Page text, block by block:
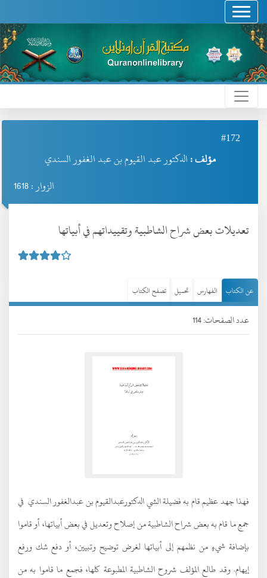
#172
مؤلف : الدكتور عبد القيوم بن عبد الغفور السندي
الزوار : 1618
تعديلات بعض شراح الشاطبية وتقييداتهم في أبياتها
عن الكتاب الفهارس تحميل تصفح الكتاب
عدد الصفحات: 114
فهذا جهد عظيم قام به فضيلة الشي الدكتورعبدالقيوم بن عبدالغفور السندي في
جمعِ ما قام به بعض شراح الشاطبية من إصلاح وتعديل في بعض أبياتها، أو قاموا
بإضافة شيءٍ من نظمهم إلى أبياتها لغرض توضيح وتبيين، أو دفع شك ورفع
إيهام.وقد طالع المؤلف شروح الشاطبية المطبوعة كلها، فجمع ما قاموا به من